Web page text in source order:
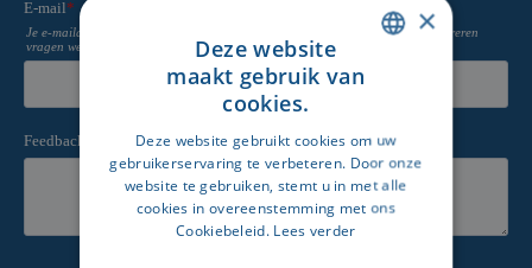
×
Deze website
maakt gebruik van
cookies.
Deze website gebruikt cookies om uw
gebruikerservaring te verbeteren. Door onze
website te gebruiken, stemt u in met alle
cookies in overeenstemming met ons
Cookiebeleid. Lees verder